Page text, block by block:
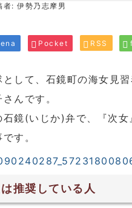
者: 伊勢乃志摩男
Pocket RSS
して、石鏡町の海女見習
んです。
石鏡(いじか)弁で、『次女
す。
推奨している人